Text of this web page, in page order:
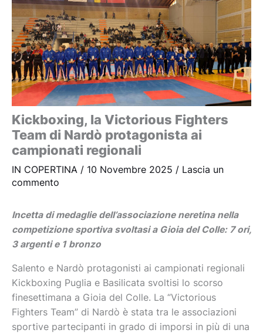
Kickboxing, la Victorious Fighters
Team di Nardò protagonista ai
campionati regionali
IN COPERTINA / 10 Novembre 2025 / Lascia un
commento
Incetta di medaglie dell’associazione neretina nella
competizione sportiva svoltasi a Gioia del Colle: 7 ori,
3 argenti e 1 bronzo
Salento e Nardò protagonisti ai campionati regionali
Kickboxing Puglia e Basilicata svoltisi lo scorso
finesettimana a Gioia del Colle. La “Victorious
Fighters Team” di Nardò è stata tra le associazioni
sportive partecipanti in grado di imporsi in più di una